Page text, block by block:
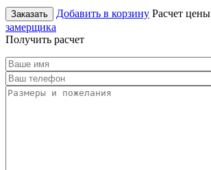
Заказать Добавить в корзину Расчет цены
замерщика
Получить расчет